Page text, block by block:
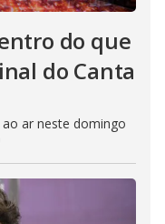
do que
do Canta
ar neste domingo